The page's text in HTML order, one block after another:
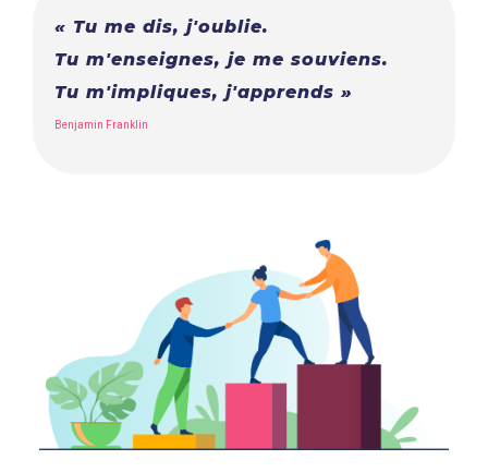
« Tu me dis, j'oublie.
Tu m'enseignes, je me souviens.
Tu m'impliques, j'apprends »
Benjamin Franklin